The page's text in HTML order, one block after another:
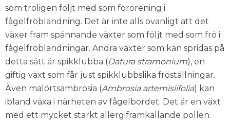
som troligen följt med som förorening i
fågelfröblandning. Det är inte alls ovanligt att det
växer fram spännande växter som följt med som frö i
fågelfröblandningar. Andra växter som kan spridas på
detta sätt är spikklubba (Datura stramonium), en
giftig växt som får just spikklubbslika fröställningar.
Även malörtsambrosia (Ambrosia artemisiifolia) kan
ibland växa i närheten av fågelbordet. Det är en växt
med ett mycket starkt allergiframkallande pollen.